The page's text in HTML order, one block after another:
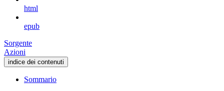
html
epub
Sorgente
Azioni
indice dei contenuti
Sommario